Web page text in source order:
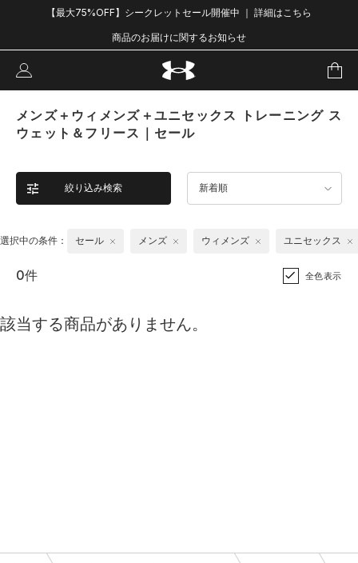
【最大75%OFF】シークレットセール開催中 ｜ 詳細はこちら
商品のお届けに関するお知らせ
メンズ＋ウィメンズ＋ユニセックス トレーニング ス
ウェット＆フリース｜セール
絞り込み検索 新着順
選択中の条件： セール メンズ ウィメンズ ユニセックス
0件 全色表示
該当する商品がありません。